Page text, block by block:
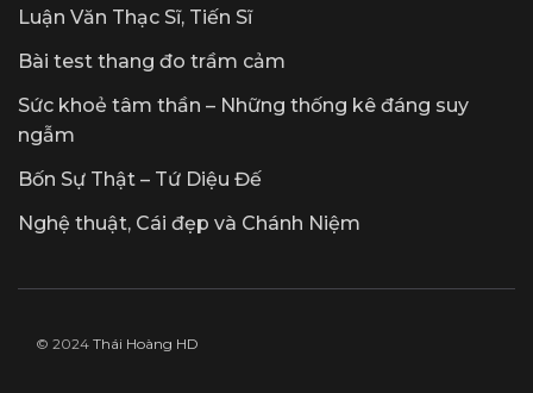
Luận Văn Thạc Sĩ, Tiến Sĩ
Bài test thang đo trầm cảm
Sức khoẻ tâm thần – Những thống kê đáng suy
ngẫm
Bốn Sự Thật – Tứ Diệu Đế
Nghệ thuật, Cái đẹp và Chánh Niệm
© 2024 Thái Hoàng HD